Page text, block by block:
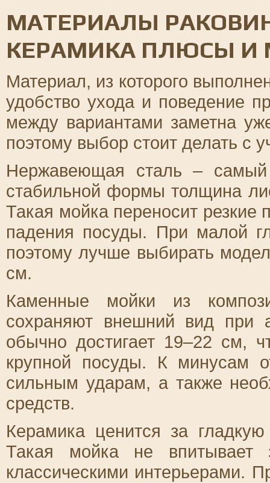
МАТЕРИАЛЫ
КЕРАМИКА ПЛЮСЫ И
Материал, из которого
удобство ухода и поведение
между вариантами заметна
поэтому выбор стоит делать с
Нержавеющая сталь – самый
стабильной формы толщина
Такая мойка переносит
падения посуды. При малой
поэтому лучше выбирать
см.
Каменные мойки из
сохраняют внешний вид при
обычно достигает 19–22 см,
крупной посуды. К минусам
сильным ударам, а также
средств.
Керамика ценится за
Такая мойка не впитывает
классическими интерьерами.